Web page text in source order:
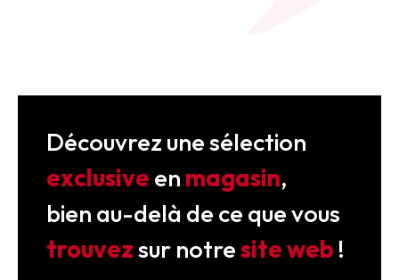
Découvrez une sélection
exclusive en magasin,
bien au-delà de ce que vous
trouvezsur notresite web !